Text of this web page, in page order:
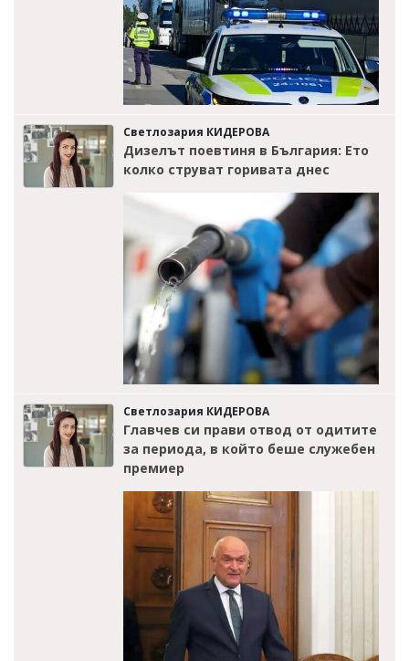
Светлозария КИДЕРОВА
Дизелът поевтиня в България: Ето
колко струват горивата днес
Светлозария КИДЕРОВА
Главчев си прави отвод от одитите
за периода, в който беше служебен
премиер